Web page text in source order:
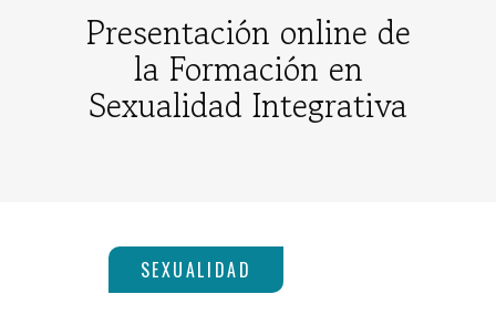
Presentación online de
la Formación en
Sexualidad Integrativa